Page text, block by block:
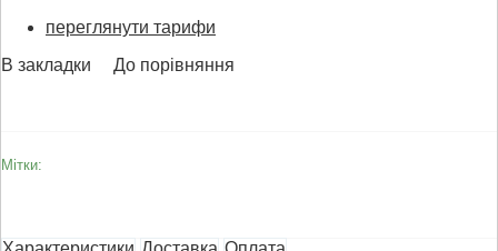
переглянути тарифи
В закладки
До порівняння
Мітки: